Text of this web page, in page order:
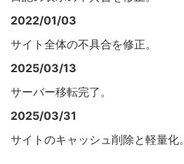
2022/01/03
サイト全体の不具合を修正。
2025/03/13
サーバー移転完了。
2025/03/31
サイトのキャッシュ削除と軽量化。